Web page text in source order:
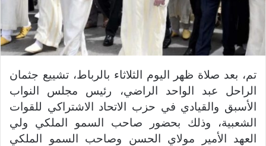
تم، بعد صلاة ظهر اليوم الثلاثاء بالرباط، تشييع جثمان
الراحل عبد الواحد الراضي، رئيس مجلس النواب
الأسبق والقيادي في حزب الاتحاد الاشتراكي للقوات
الشعبية، وذلك بحضور صاحب السمو الملكي ولي
العهد الأمير مولاي الحسن وصاحب السمو الملكي